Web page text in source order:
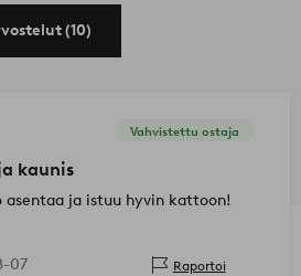
(10)
Vahvistettu ostaja
kaunis
asentaa ja istuu hyvin kattoon!
07 Raportoi